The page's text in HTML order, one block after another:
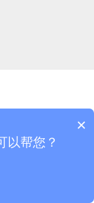
×
以帮您？